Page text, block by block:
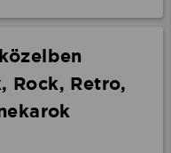
Rock, Retro,